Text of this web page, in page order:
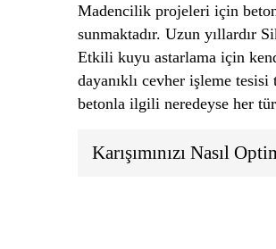
Madencilik projeleri için
sunmaktadır. Uzun yıllardır
Etkili kuyu astarlama için
dayanıklı cevher işleme
betonla ilgili neredeyse her
Karışımınızı Nasıl